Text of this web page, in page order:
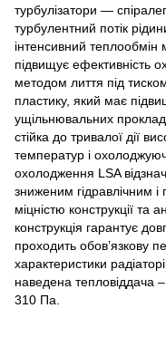
турбулізатори —
турбулентний потік
інтенсивний теплообмін
підвищує ефективність
методом лиття під
пластику, який має
ущільнювальних
стійка до тривалої дії
температур і
охолодження LSA
зниженим гідравлічним
міцністю конструкції та
конструкція гарантує
проходить обов’язкову
характеристики
наведена тепловіддача
310 Па.